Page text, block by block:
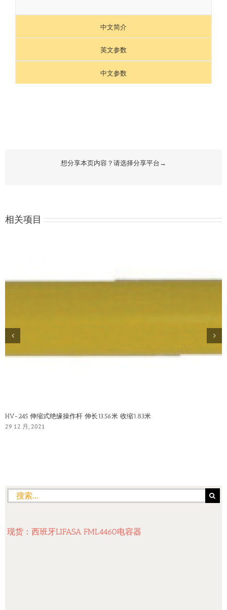
中文简介
英文参数
中文参数
想分享本页内容？请选择分享平台→
相关项目
HV-245 伸缩式绝缘操作杆 伸长13.56米 收缩1.83米
29 12 月, 2021
搜
索：
现货：西班牙LIFASA FML4460电容器